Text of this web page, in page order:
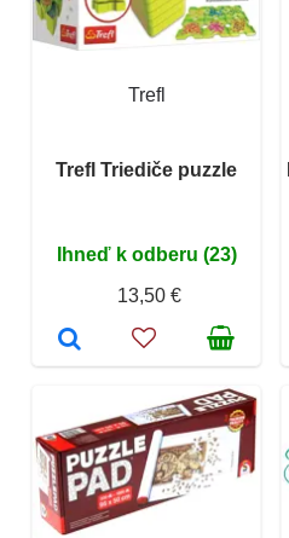
Trefl
Trefl Triediče puzzle
Ihneď k odberu (23)
13,50 €